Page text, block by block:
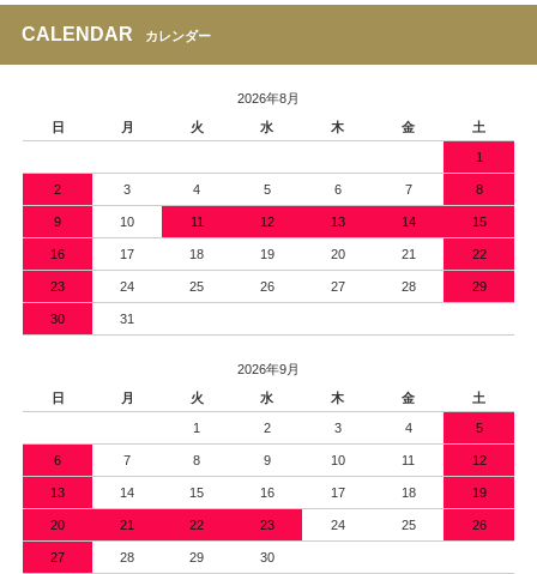
CALENDAR カレンダー
2026年8月
日
月 火 水 木 金 土
1
2 3 4 5 6 7 8
9 10 11 12 13 14 15
16 17 18 19 20 21 22
23 24 25 26 27 28 29
30 31
2026年9月
日
月 火 水 木 金 土
1 2 3 4 5
6 7 8 9 10 11 12
13 14 15 16 17 18 19
20 21 22 23 24 25 26
27 28 29 30